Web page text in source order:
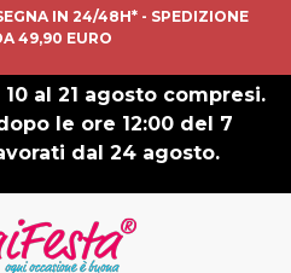
IN 24/48H* - SPEDIZIONE
49,90 EURO
10 al 21 agosto compresi.
le ore 12:00 del 7
dal 24 agosto.